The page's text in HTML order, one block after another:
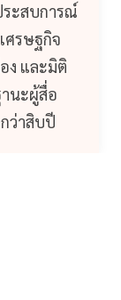
ะสบการณ์
ศรษฐกิจ
ง และมิติ
นะผู้สื่อ
ว่าสิบปี